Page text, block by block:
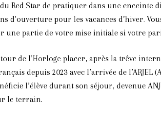
Red Star de pratiquer dans une enceinte
d’ouverture pour les vacances d’hiver.
une partie de votre mise initiale si votre
de l’Horloge placer, après la trêve
depuis 2023 avec l’arrivée de
l’élève durant son séjour, devenue
le terrain.